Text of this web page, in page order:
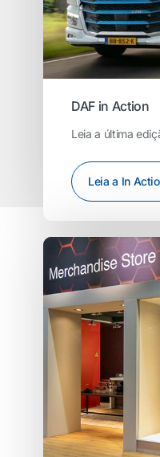
DAF in Action
Leia a última
Leia a In